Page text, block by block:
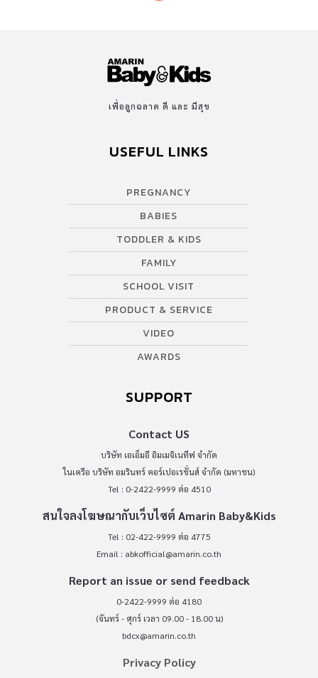
ส่วนใหญ่เน้นการใช้วัสดุที่ความทนทานสูง และกักเก็บน้ำนมได้ดี
เพราะหลังจากเติมน้ำนมลงในถุงเก็บนมแล้ว ต้องนำไปเก็บไว้ในตู้แช่
เก็บน้ำนมที่สามารถถนอมคุณภาพได้ดี นมไม่เปลี่ยนรส ไม่มีกลิ่นหืน
Amarin Baby & Kids ยกให้ ถุงเก็บนมแม่ Cleanimom เป็น ของใช้คุณ
เพื่อลูกฉลาด ดี และ มีสุข
USEFUL LINKS
PREGNANCY
BABIES
TODDLER & KIDS
FAMILY
SCHOOL VISIT
PRODUCT & SERVICE
VIDEO
AWARDS
SUPPORT
Contact US
บริษัท เอเอ็มอี อิมเมจิเนทีฟ จำกัด
ในเครือ บริษัท อมรินทร์ คอร์เปอเรชั่นส์ จำกัด (มหาชน)
Tel : 0-2422-9999 ต่อ 4510
สนใจลงโฆษณากับเว็บไซต์ Amarin Baby&Kids
Tel : 02-422-9999 ต่อ 4775
Email : abkofficial@amarin.co.th
Report an issue or send feedback
0-2422-9999 ต่อ 4180
(จันทร์ - ศุกร์ เวลา 09.00 - 18.00 น)
bdcx@amarin.co.th
Privacy Policy